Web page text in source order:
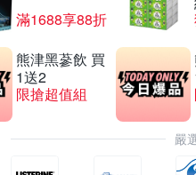
滿1688享88折
熊津黑蔘飲 買
1送2
限搶超值組
嚴